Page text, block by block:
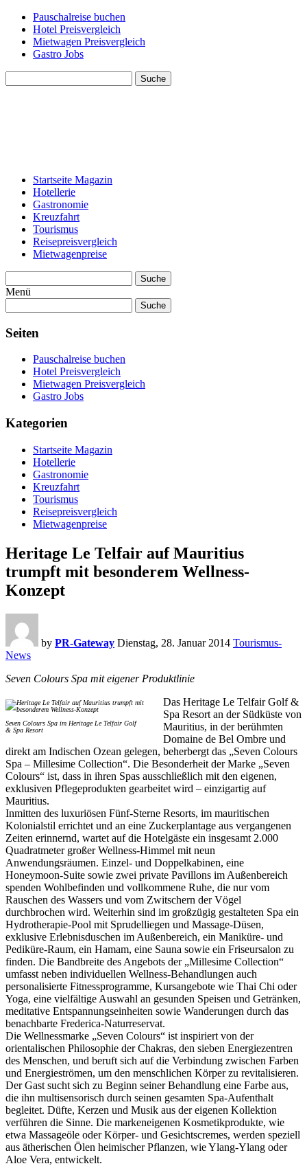
Pauschalreise buchen
Hotel Preisvergleich
Mietwagen Preisvergleich
Gastro Jobs
Suche
Startseite Magazin
Hotellerie
Gastronomie
Kreuzfahrt
Tourismus
Reisepreisvergleich
Mietwagenpreise
Suche
Menü
Suche
Seiten
Pauschalreise buchen
Hotel Preisvergleich
Mietwagen Preisvergleich
Gastro Jobs
Kategorien
Startseite Magazin
Hotellerie
Gastronomie
Kreuzfahrt
Tourismus
Reisepreisvergleich
Mietwagenpreise
Heritage Le Telfair auf Mauritius
trumpft mit besonderem Wellness-
Konzept
by PR-Gateway Dienstag, 28. Januar 2014 Tourismus-
News
Seven Colours Spa mit eigener Produktlinie
Seven Colours Spa im Heritage Le Telfair Golf
& Spa Resort
Das Heritage Le Telfair Golf &
Spa Resort an der Südküste von
Mauritius, in der berühmten
Domaine de Bel Ombre und
direkt am Indischen Ozean gelegen, beherbergt das „Seven Colours
Spa – Millesime Collection“. Die Besonderheit der Marke „Seven
Colours“ ist, dass in ihren Spas ausschließlich mit den eigenen,
exklusiven Pflegeprodukten gearbeitet wird – einzigartig auf
Mauritius.
Inmitten des luxuriösen Fünf-Sterne Resorts, im mauritischen
Kolonialstil errichtet und an eine Zuckerplantage aus vergangenen
Zeiten erinnernd, wartet auf die Hotelgäste ein insgesamt 2.000
Quadratmeter großer Wellness-Himmel mit neun
Anwendungsräumen. Einzel- und Doppelkabinen, eine
Honeymoon-Suite sowie zwei private Pavillons im Außenbereich
spenden Wohlbefinden und vollkommene Ruhe, die nur vom
Rauschen des Wassers und vom Zwitschern der Vögel
durchbrochen wird. Weiterhin sind im großzügig gestalteten Spa ein
Hydrotherapie-Pool mit Sprudelliegen und Massage-Düsen,
exklusive Erlebnisduschen im Außenbereich, ein Maniküre- und
Pediküre-Raum, ein Hamam, eine Sauna sowie ein Friseursalon zu
finden. Die Bandbreite des Angebots der „Millesime Collection“
umfasst neben individuellen Wellness-Behandlungen auch
personalisierte Fitnessprogramme, Kursangebote wie Thai Chi oder
Yoga, eine vielfältige Auswahl an gesunden Speisen und Getränken,
meditative Entspannungseinheiten sowie Wanderungen durch das
benachbarte Frederica-Naturreservat.
Die Wellnessmarke „Seven Colours“ ist inspiriert von der
orientalischen Philosophie der Chakras, den sieben Energiezentren
des Menschen, und beruft sich auf die Verbindung zwischen Farben
und Energieströmen, um den menschlichen Körper zu revitalisieren.
Der Gast sucht sich zu Beginn seiner Behandlung eine Farbe aus,
die ihn multisensorisch durch seinen gesamten Spa-Aufenthalt
begleitet. Düfte, Kerzen und Musik aus der eigenen Kollektion
verführen die Sinne. Die markeneigenen Kosmetikprodukte, wie
etwa Massageöle oder Körper- und Gesichtscremes, werden speziell
aus ätherischen Ölen heimischer Pflanzen, wie Ylang-Ylang oder
Aloe Vera, entwickelt.